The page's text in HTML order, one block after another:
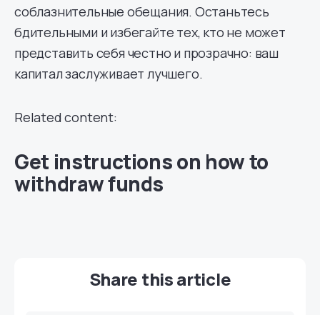
соблазнительные обещания. Останьтесь
бдительными и избегайте тех, кто не может
представить себя честно и прозрачно: ваш
капитал заслуживает лучшего.
Related content:
Get instructions on how to
withdraw funds
Share this article